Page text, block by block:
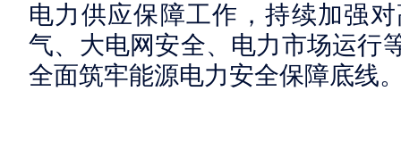
电力供应保障工作，持续加强
气、大电网安全、电力市场运行
全面筑牢能源电力安全保障底线